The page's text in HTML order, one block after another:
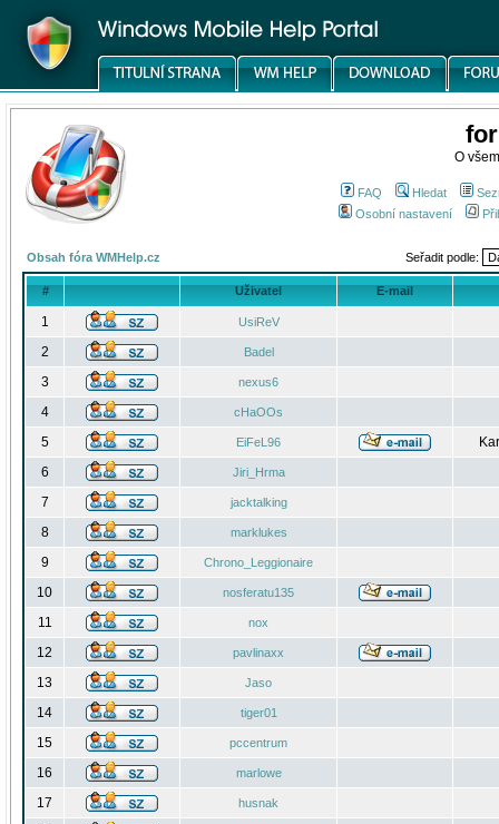
O
FAQ Hledat
Osobní nastavení
Obsah fóra WMHelp.cz Seřadit podle:
# Uživatel E-mail
1 UsiReV
2 Badel
3 nexus6
4 cHaOOs
5 EiFeL96
6
Jiri_Hrma
7 jacktalking
8 marklukes
9 Chrono_Leggionaire
10 nosferatu135
11 nox
12 pavlinaxx
13 Jaso
14 tiger01
15 pccentrum
16 marlowe
17 husnak